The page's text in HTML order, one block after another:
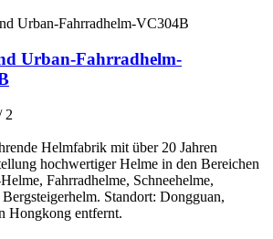
Urban-Fahrradhelm-
2
Helmfabrik mit über 20 Jahren
hochwertiger Helme in den Bereichen
Fahrradhelme, Schneehelme,
Standort: Dongguan,
Hongkong entfernt.